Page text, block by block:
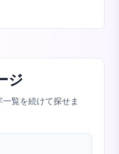
ジ
覧を続けて探せま